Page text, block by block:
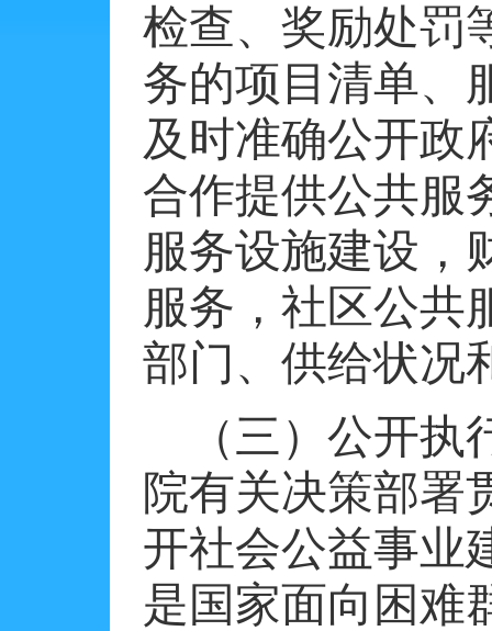
检查、奖励处罚
务的项目清单、
及时准确公开政
合作提供公共服
服务设施建设，
服务，社区公共
部门、供给状况
（三）公开
院有关决策部署
开社会公益事业
是国家面向困难